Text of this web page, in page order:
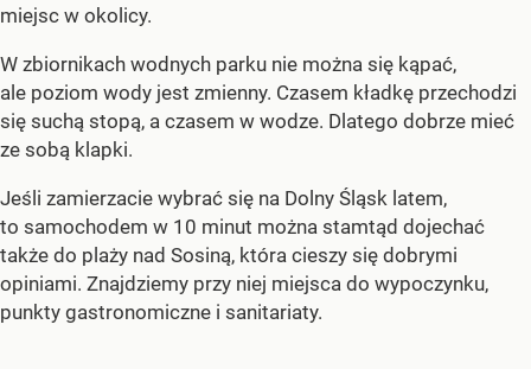
miejsc w okolicy.
W zbiornikach wodnych parku nie można się kąpać,
ale poziom wody jest zmienny. Czasem kładkę przechodzi
się suchą stopą, a czasem w wodze. Dlatego dobrze mieć
ze sobą klapki.
Jeśli zamierzacie wybrać się na Dolny Śląsk latem,
to samochodem w 10 minut można stamtąd dojechać
także do plaży nad Sosiną, która cieszy się dobrymi
opiniami. Znajdziemy przy niej miejsca do wypoczynku,
punkty gastronomiczne i sanitariaty.